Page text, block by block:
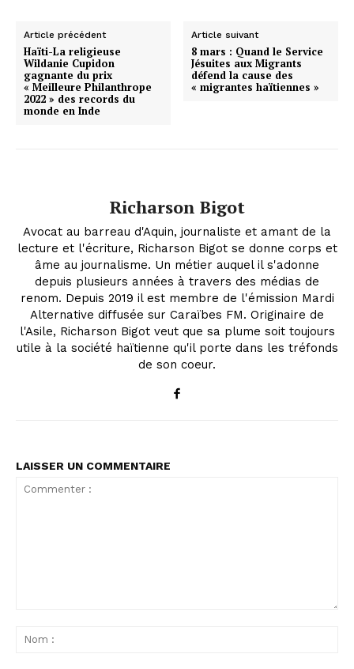
Article précédent
Haïti-La religieuse
Wildanie Cupidon
gagnante du prix
« Meilleure Philanthrope
2022 » des records du
monde en Inde
Article suivant
8 mars : Quand le Service
Jésuites aux Migrants
défend la cause des
« migrantes haïtiennes »
Richarson Bigot
Avocat au barreau d'Aquin, journaliste et amant de la
lecture et l'écriture, Richarson Bigot se donne corps et
âme au journalisme. Un métier auquel il s'adonne
depuis plusieurs années à travers des médias de
renom. Depuis 2019 il est membre de l'émission Mardi
Alternative diffusée sur Caraïbes FM. Originaire de
l'Asile, Richarson Bigot veut que sa plume soit toujours
utile à la société haïtienne qu'il porte dans les tréfonds
de son coeur.
LAISSER UN COMMENTAIRE